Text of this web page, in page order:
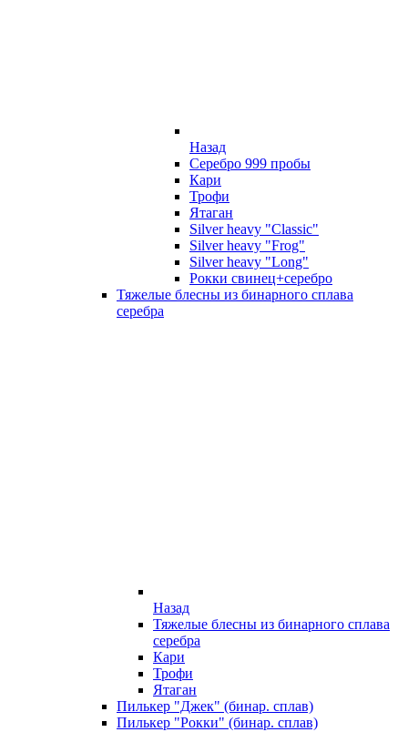
Назад
Серебро 999 пробы
Кари
Трофи
Ятаган
Silver heavy "Classic"
Silver heavy "Frog"
Silver heavy "Long"
Рокки свинец+серебро
Тяжелые блесны из бинарного сплава
серебра
Назад
Тяжелые блесны из бинарного сплава
серебра
Кари
Трофи
Ятаган
Пилькер "Джек" (бинар. сплав)
Пилькер "Рокки" (бинар. сплав)